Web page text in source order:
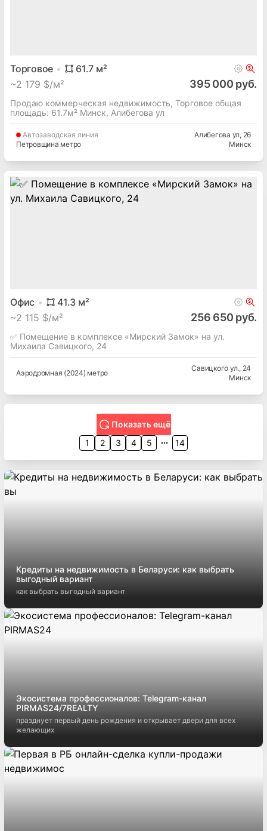
Торговое 61.7 м²
~2 179 $/м² 395 000 руб.
Продаю коммерческая недвижимость, Торговое общая
площадь: 61.7м² Минск, Алибегова ул
Автозаводская линия
Петровщина метро
Алибегова ул, 26
Минск
Офис 41.3 м²
~2 115 $/м² 256 650 руб.
✅ Помещение в комплексе «Мирский Замок» на ул.
Михаила Савицкого, 24
Аэродромная (2024) метро
Савицкого ул., 24
Минск
Показать ещё
1
2 3 4 5 14
Кредиты на недвижимость в Беларуси: как выбрать
выгодный вариант
как выбрать выгодный вариант
Экосистема профессионалов: Telegram-канал
PIRMAS24/7REALTY
празднует первый день рождения и открывает двери для всех
желающих